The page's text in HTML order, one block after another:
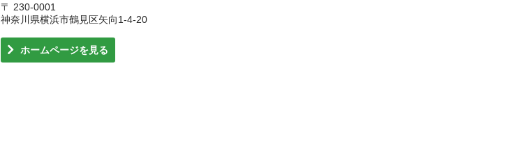
〒 230-0001
神奈川県横浜市鶴見区矢向1-4-20
ホームページを見る